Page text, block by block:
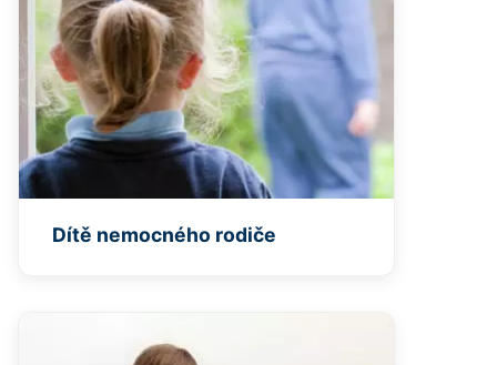
Dítě nemocného rodiče